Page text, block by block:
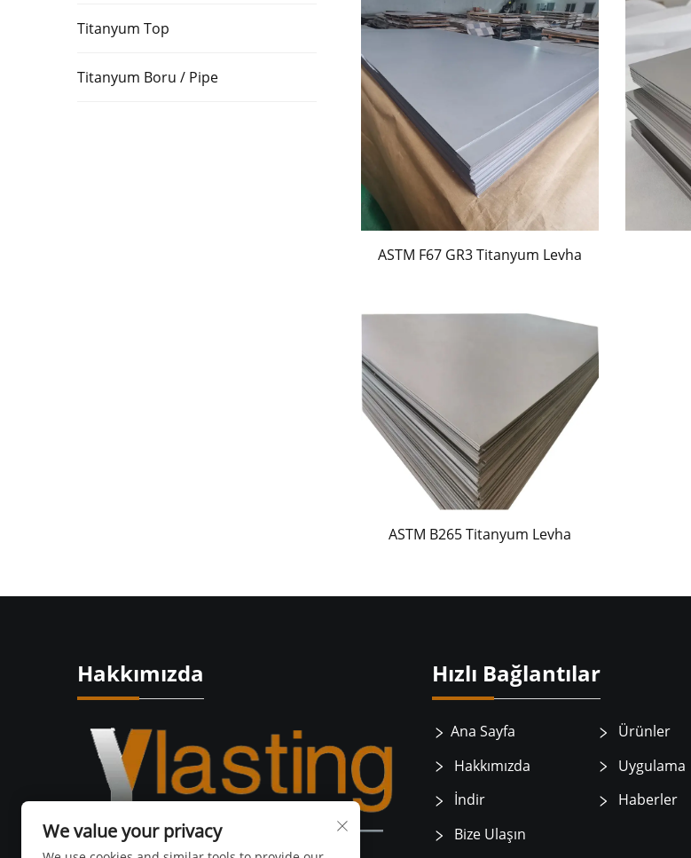
Titanyum Top
Titanyum Boru / Pipe
ASTM F67 GR3 Titanyum Levha
ASTM B265 Titanyum Levha
Hakkımızda Hızlı Bağlantılar
Ana Sayfa
Ürünler
Hakkımızda
Uygulama
İndir
Haberler
Bize Ulaşın
We value your privacy